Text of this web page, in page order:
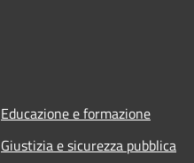
Educazione e formazione
Giustizia e sicurezza pubblica